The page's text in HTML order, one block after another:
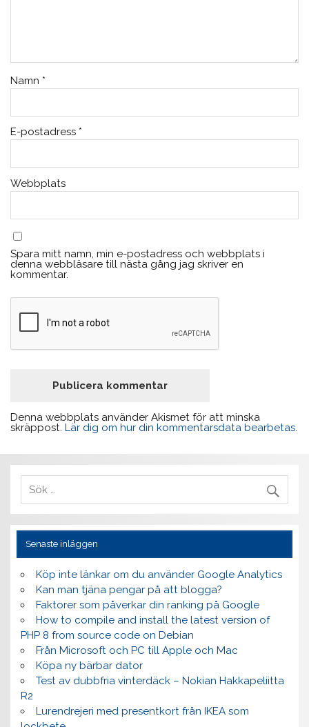
Namn *
E-postadress *
Webbplats
Spara mitt namn, min e-postadress och webbplats i
denna webbläsare till nästa gång jag skriver en
kommentar.
Denna webbplats använder Akismet för att minska
skräppost.Lär dig om hur din kommentarsdata bearbetas.
Senaste inläggen
Köp inte länkar om du använder Google Analytics
Kan man tjäna pengar på att blogga?
Faktorer som påverkar din ranking på Google
How to compile and install the latest version of
PHP 8 from source code on Debian
Från Microsoft och PC till Apple och Mac
Köpa ny bärbar dator
Test av dubbfria vinterdäck – Nokian Hakkapeliitta
R2
Lurendrejeri med presentkort från IKEA som